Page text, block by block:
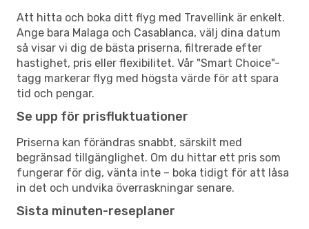
Att hitta och boka ditt flyg med Travellink är enkelt.
Ange bara Malaga och Casablanca, välj dina datum
så visar vi dig de bästa priserna, filtrerade efter
hastighet, pris eller flexibilitet. Vår "Smart Choice"-
tagg markerar flyg med högsta värde för att spara
tid och pengar.
Se upp för prisfluktuationer
Priserna kan förändras snabbt, särskilt med
begränsad tillgänglighet. Om du hittar ett pris som
fungerar för dig, vänta inte – boka tidigt för att låsa
in det och undvika överraskningar senare.
Sista minuten-reseplaner